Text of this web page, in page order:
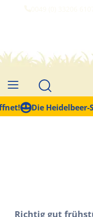
Die Heidelbeer-
Richtig gut